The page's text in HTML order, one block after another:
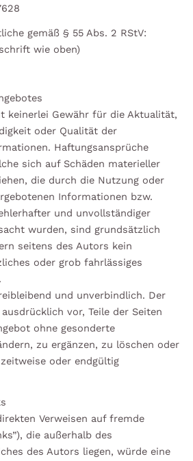
gemäß § 55 Abs. 2 RStV:
wie oben)
keinerlei Gewähr für die Aktualität,
oder Qualität der
Haftungsansprüche
sich auf Schäden materieller
die durch die Nutzung oder
Informationen bzw.
und unvollständiger
wurden, sind grundsätzlich
seitens des Autors kein
oder grob fahrlässiges
und unverbindlich. Der
vor, Teile der Seiten
ohne gesonderte
zu ergänzen, zu löschen oder
oder endgültig
Verweisen auf fremde
die außerhalb des
des Autors liegen, würde eine